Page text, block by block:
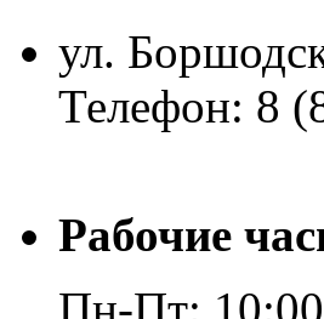
ул.
Телефон: 8
Рабочие
Пн-Пт: